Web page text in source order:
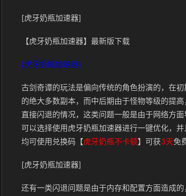
[虎牙奶瓶加速器]
【虎牙奶瓶加速器】最新版下载
[虎牙奶瓶加速器]
古剑奇谭的玩法是偏向传统的角色扮演的，在
的绝大多数副本，而中后期由于怪物等级的提
直接闪退的情况，这类问题一般是由于网络方
可以选择使用虎牙奶瓶加速器进行一键优化， 并
均可使用兑换码【虎牙奶瓶不卡顿】可获3天免
[虎牙奶瓶加速器]
还有一类闪退问题是由于内存和配置方面造成